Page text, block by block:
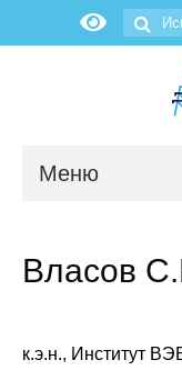
Меню
Власов
к.э.н., Институт